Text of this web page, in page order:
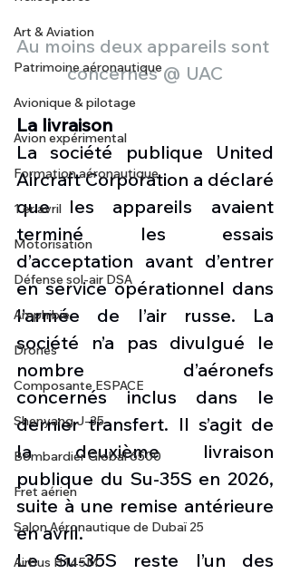
Art & Aviation
Patrimoine aéronautique
Avionique & pilotage
Avion expérimental
Formation aéronautique
1 er avril
Motorisation
Défense sol-air DSA
Amphibie
Drones
Composante ESPACE
Shenyang J-35
Bombardier Global 6500
Fret aérien
Salon Aéronautique de Dubaï 25
Airbus H145M
Au moins deux appareils sont
concernés @ UAC
La livraison
La société publique United
Aircraft Corporation a déclaré
que les appareils avaient
terminé les essais
d’acceptation avant d’entrer
en service opérationnel dans
l’armée de l’air russe. La
société n’a pas divulgué le
nombre d’aéronefs
concernés inclus dans le
dernier transfert. Il s’agit de
la deuxième livraison
publique du Su-35S en 2026,
suite à une remise antérieure
en avril.
Le Su-35S reste l’un des